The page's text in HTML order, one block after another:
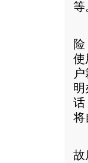
等
使
明
话
将
故